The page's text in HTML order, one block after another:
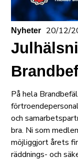
Nyheter 20/12/
På hela
och
bra. Ni som
möjliggjort årets
räddnings- och